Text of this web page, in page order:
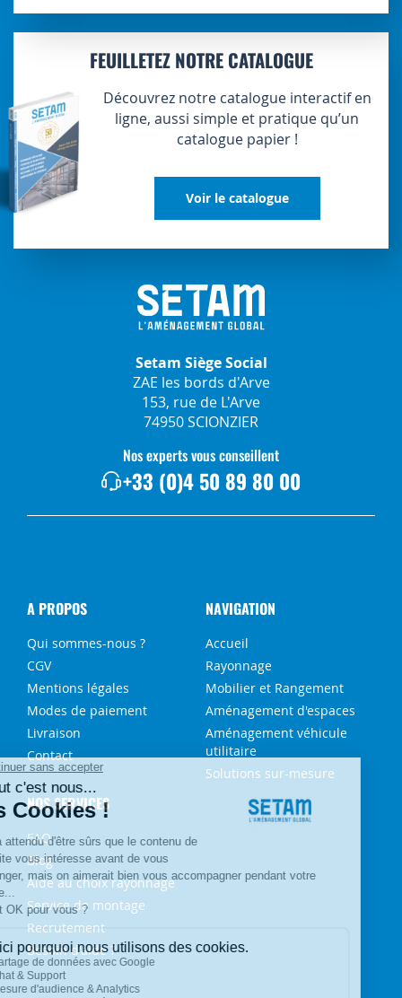
FEUILLETEZ NOTRE CATALOGUE
Découvrez notre catalogue interactif en
ligne, aussi simple et pratique qu’un
catalogue papier !
Voir le catalogue
Setam Siège Social
ZAE les bords d'Arve
153, rue de L'Arve
74950 SCIONZIER
Nos experts vous conseillent
+33 (0)4 50 89 80 00
A PROPOS
Qui sommes-nous ?
CGV
Mentions légales
Modes de paiement
Livraison
Contact
NAVIGATION
Accueil
Rayonnage
Mobilier et Rangement
Aménagement d'espaces
Aménagement véhicule
utilitaire
Solutions sur-mesure
NOS SERVICES
FAQ
Blog
Aide au choix rayonnage
Service de montage
Recrutement
Besoin d'aide ?